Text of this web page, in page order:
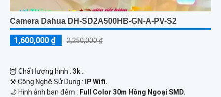
Camera Dahua DH-SD2A500HB-GN-A-PV-S2
1,600,000 ₫ 2,250,000 ₫
🦉 Chất lượng hình : 3k .
⚒ Công Nghệ Sử Dụng :
IP Wifi.
🌙 Hình ảnh ban đêm : Full Color 30m Hồng Ngoại SMD.